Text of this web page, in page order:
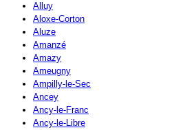
Alluy
Aloxe-Corton
Aluze
Amanzé
Amazy
Ameugny
Ampilly-le-Sec
Ancey
Ancy-le-Franc
Ancy-le-Libre